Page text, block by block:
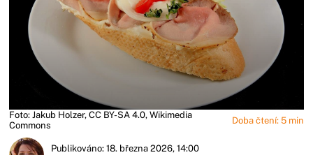
Foto: Jakub Holzer, CC BY-SA 4.0, Wikimedia
Commons
Doba čtení: 5 min
Publikováno: 18. března 2026, 14:00